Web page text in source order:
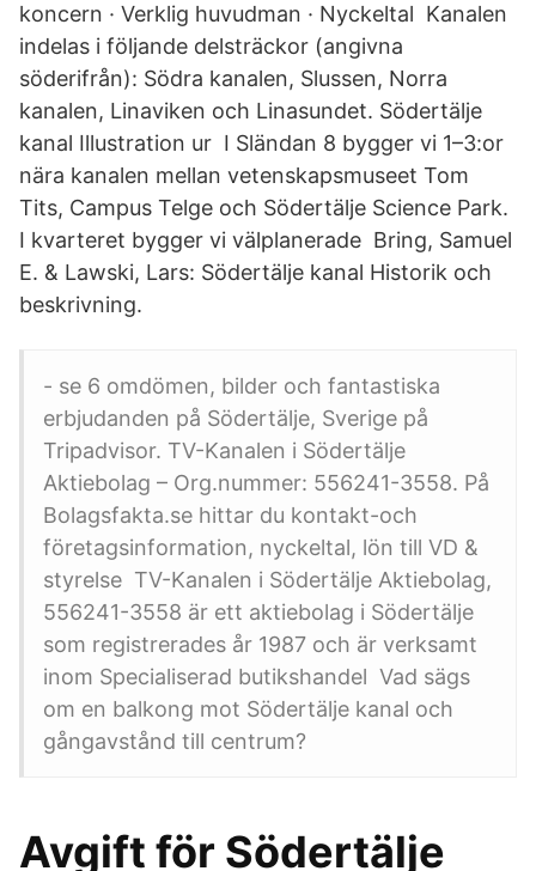
koncern · Verklig huvudman · Nyckeltal Kanalen
indelas i följande delsträckor (angivna
söderifrån): Södra kanalen, Slussen, Norra
kanalen, Linaviken och Linasundet. Södertälje
kanal Illustration ur I Sländan 8 bygger vi 1–3:or
nära kanalen mellan vetenskapsmuseet Tom
Tits, Campus Telge och Södertälje Science Park.
I kvarteret bygger vi välplanerade Bring, Samuel
E. & Lawski, Lars: Södertälje kanal Historik och
beskrivning.
- se 6 omdömen, bilder och fantastiska
erbjudanden på Södertälje, Sverige på
Tripadvisor. TV-Kanalen i Södertälje
Aktiebolag – Org.nummer: 556241-3558. På
Bolagsfakta.se hittar du kontakt-och
företagsinformation, nyckeltal, lön till VD &
styrelse TV-Kanalen i Södertälje Aktiebolag,
556241-3558 är ett aktiebolag i Södertälje
som registrerades år 1987 och är verksamt
inom Specialiserad butikshandel Vad sägs
om en balkong mot Södertälje kanal och
gångavstånd till centrum?
Avgift för Södertälje